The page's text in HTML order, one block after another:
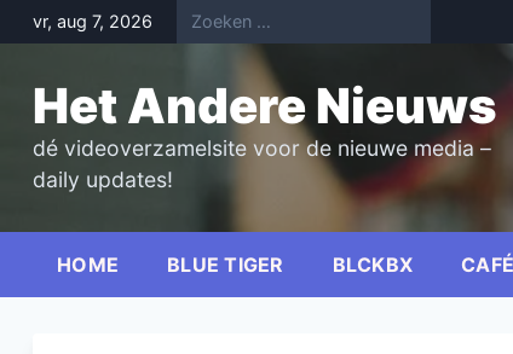
Skip
to
vr, aug 7, 2026
Het Andere Nieuws
dé videoverzamelsite voor de nieuwe media –
daily updates!
HOME BLUE TIGER BLCKBX